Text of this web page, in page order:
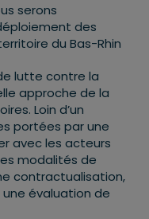
serons
des
du Bas-Rhin
lutte contre la
approche de la
Loin d’un
portées par une
avec les acteurs
modalités de
contractualisation,
évaluation de